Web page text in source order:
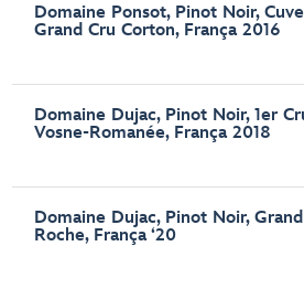
Domaine Ponsot, Pinot Noir,
Grand Cru Corton, França 2016
Domaine Dujac, Pinot Noir, 1er
Vosne-Romanée, França 2018
Domaine Dujac, Pinot Noir,
Roche, França ‘20